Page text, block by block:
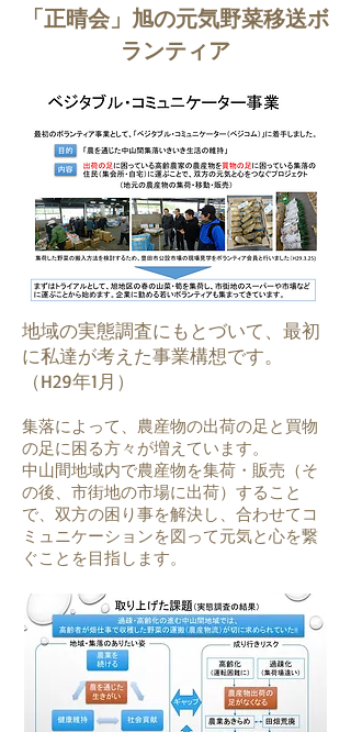
会員用カレンダー（公開中）
「正晴会」旭の元気野菜移送ボ
ランティア
地域の実態調査にもとづいて、最初
に私達が考えた事業構想です。
（H29年1月）
集落によって、農産物の出荷の足と買物
の足に困る方々が増えています。
中山間地域内で農産物を集荷・販売（そ
の後、市街地の市場に出荷）すること
で、双方の困り事を解決し、合わせてコ
ミュニケーションを図って元気と心を繋
ぐことを目指します。